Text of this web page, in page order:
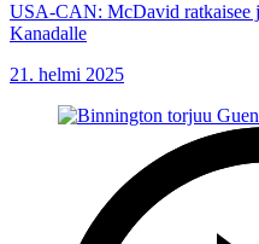
USA-CAN: McDavid ratkaisee
Kanadalle
21. helmi 2025